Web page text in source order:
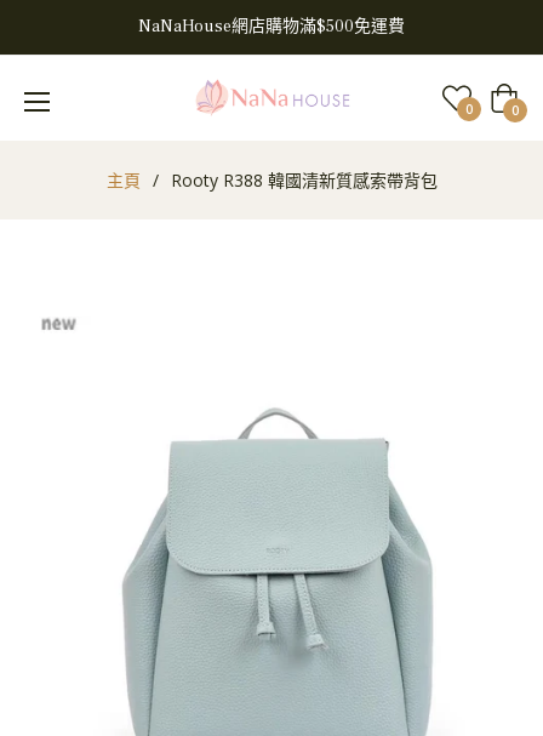
NaNaHouse網店購物滿$500免運費
0 大
車 0
主頁 / Rooty R388 韓國清新質感索帶背包